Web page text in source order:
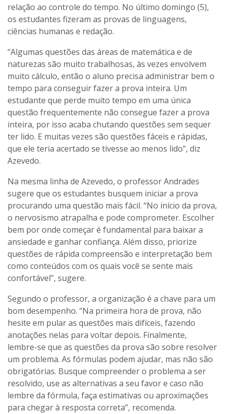
relação ao controle do tempo. No último domingo (5),
os estudantes fizeram as provas de linguagens,
ciências humanas e redação.
“Algumas questões das áreas de matemática e de
naturezas são muito trabalhosas, às vezes envolvem
muito cálculo, então o aluno precisa administrar bem o
tempo para conseguir fazer a prova inteira. Um
estudante que perde muito tempo em uma única
questão frequentemente não consegue fazer a prova
inteira, por isso acaba chutando questões sem sequer
ter lido. E muitas vezes são questões fáceis e rápidas,
que ele teria acertado se tivesse ao menos lido”, diz
Azevedo.
Na mesma linha de Azevedo, o professor Andrades
sugere que os estudantes busquem iniciar a prova
procurando uma questão mais fácil. “No início da prova,
o nervosismo atrapalha e pode comprometer. Escolher
bem por onde começar é fundamental para baixar a
ansiedade e ganhar confiança. Além disso, priorize
questões de rápida compreensão e interpretação bem
como conteúdos com os quais você se sente mais
confortável”, sugere.
Segundo o professor, a organização é a chave para um
bom desempenho. “Na primeira hora de prova, não
hesite em pular as questões mais difíceis, fazendo
anotações nelas para voltar depois. Finalmente,
lembre-se que as questões da prova são sobre resolver
um problema. As fórmulas podem ajudar, mas não são
obrigatórias. Busque compreender o problema a ser
resolvido, use as alternativas a seu favor e caso não
lembre da fórmula, faça estimativas ou aproximações
para chegar à resposta correta”, recomenda.